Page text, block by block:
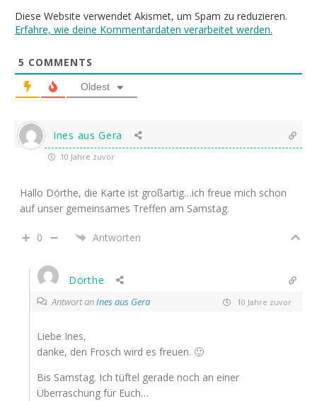
Diese Website verwendet Akismet, um Spam zu reduzieren.
Erfahre, wie deine Kommentardaten verarbeitet werden.
5 COMMENTS
Oldest
Ines aus Gera
10 Jahre zuvor
Hallo Dörthe, die Karte ist großartig…ich freue mich schon
auf unser gemeinsames Treffen am Samstag.
0 Antworten
Dörthe
Antwort anInes aus Gera 10 Jahre zuvor
Liebe Ines,
danke, den Frosch wird es freuen. 🙂
Bis Samstag. Ich tüftel gerade noch an einer
Überraschung für Euch…